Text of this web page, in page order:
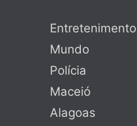
Entretenimento
Mundo
Polícia
Maceió
Alagoas